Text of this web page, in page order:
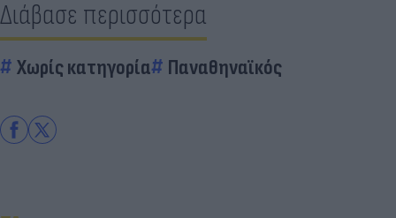
Διάβασε περισσότερα
Χωρίς κατηγορία Παναθηναϊκός